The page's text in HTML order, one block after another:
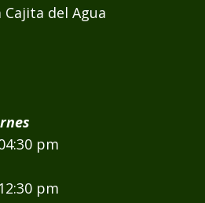
Cajita del Agua
pm
pm